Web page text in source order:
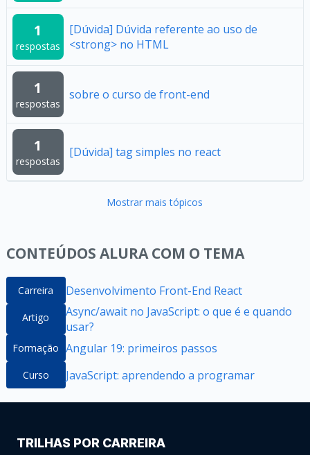
1
respostas
[Dúvida] Dúvida referente ao uso de
<strong> no HTML
1
respostas
sobre o curso de front-end
1
respostas
[Dúvida] tag simples no react
Mostrar mais tópicos
CONTEÚDOS ALURA COM O TEMA
Carreira Desenvolvimento Front-End React
Artigo
Async/await no JavaScript: o que é e quando
usar?
Formação Angular 19: primeiros passos
Curso JavaScript: aprendendo a programar
TRILHAS POR CARREIRA